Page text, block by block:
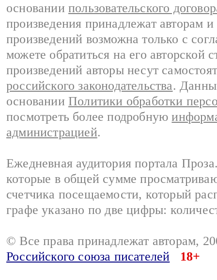
основании пользовательского
произведения принадлежат авторам
произведений возможна только с
можете обратиться на его авторской
произведений авторы несут
российского законодательства.
основании Политики обработки
посмотреть более подробную
администрацией.
Ежедневная аудитория портала
которые в общей сумме
счетчика посещаемости, который
графе указано по две цифры:
© Все права принадлежат авторам,
Российского союза писателей
18+